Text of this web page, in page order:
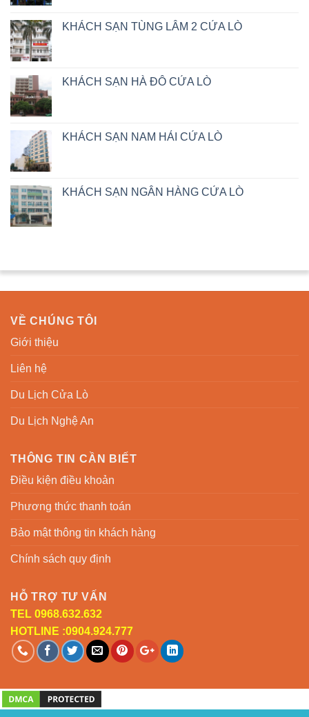
KHÁCH SẠN TÙNG LÂM 2 CỬA LÒ
KHÁCH SẠN HÀ ĐÔ CỬA LÒ
KHÁCH SẠN NAM HẢI CỬA LÒ
KHÁCH SẠN NGÂN HÀNG CỬA LÒ
VỀ CHÚNG TÔI
Giới thiệu
Liên hệ
Du Lịch Cửa Lò
Du Lịch Nghệ An
THÔNG TIN CẦN BIẾT
Điều kiện điều khoản
Phương thức thanh toán
Bảo mật thông tin khách hàng
Chính sách quy định
HỖ TRỢ TƯ VẤN
TEL 0968.632.632
HOTLINE :0904.924.777